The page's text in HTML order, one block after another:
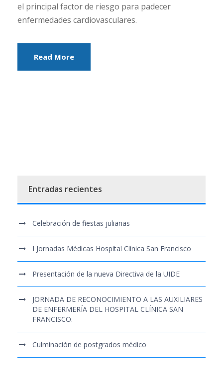
el principal factor de riesgo para padecer
enfermedades cardiovasculares.
Read More
Entradas recientes
Celebración de fiestas julianas
I Jornadas Médicas Hospital Clínica San Francisco
Presentación de la nueva Directiva de la UIDE
JORNADA DE RECONOCIMIENTO A LAS AUXILIARES
DE ENFERMERÍA DEL HOSPITAL CLÍNICA SAN
FRANCISCO.
Culminación de postgrados médico